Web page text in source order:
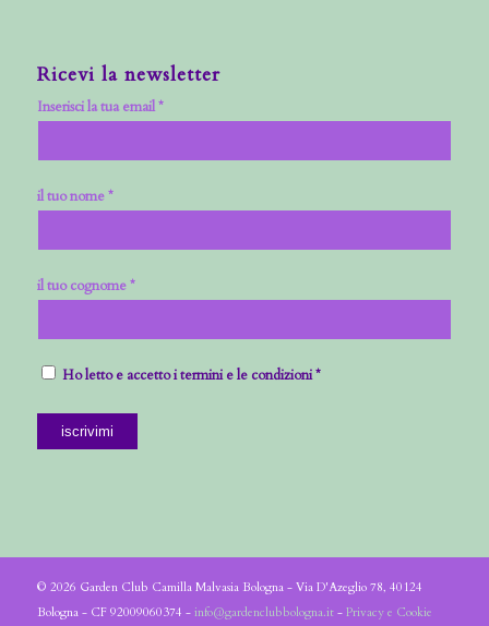
Ricevi la newsletter
Inserisci la tua email *
il tuo nome *
il tuo cognome *
Ho letto e accetto i termini e le condizioni *
© 2026 Garden Club Camilla Malvasia Bologna - Via D'Azeglio 78, 40124
Bologna - CF 92009060374 - info@gardenclubbologna.it- Privacy e Cookie